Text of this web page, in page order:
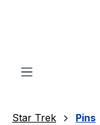
Star Trek Pins